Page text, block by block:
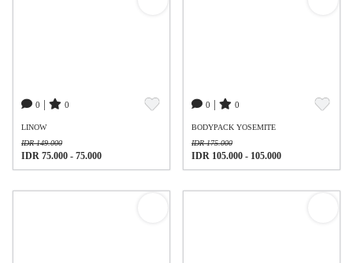
0 0
LINOW
IDR 149.000
IDR 75.000 - 75.000
0 0
BODYPACK YOSEMITE
IDR 175.000
IDR 105.000 - 105.000